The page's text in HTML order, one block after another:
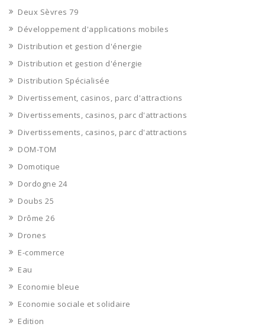
Deux Sèvres 79
Développement d'applications mobiles
Distribution et gestion d'énergie
Distribution et gestion d'énergie
Distribution Spécialisée
Divertissement, casinos, parc d'attractions
Divertissements, casinos, parc d'attractions
Divertissements, casinos, parc d'attractions
DOM-TOM
Domotique
Dordogne 24
Doubs 25
Drôme 26
Drones
E-commerce
Eau
Economie bleue
Economie sociale et solidaire
Edition